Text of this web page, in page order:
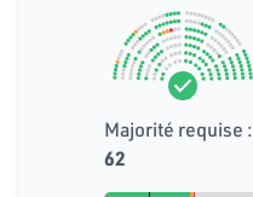
Majorité requise :
62